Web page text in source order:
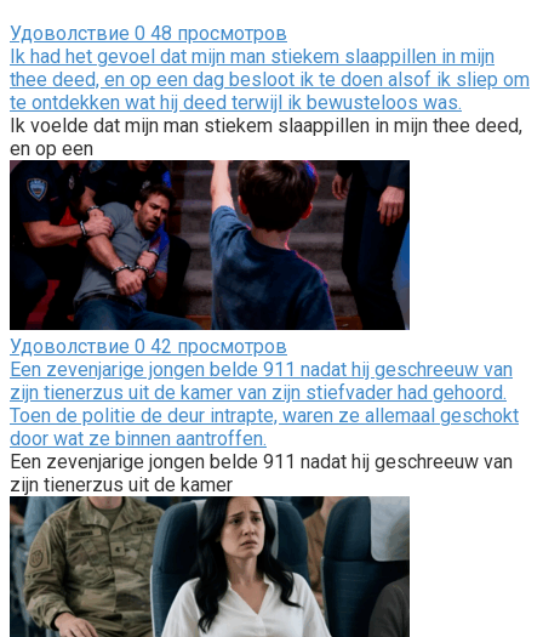
Удоволствие 0 48 просмотров
Ik had het gevoel dat mijn man stiekem slaappillen in mijn
thee deed, en op een dag besloot ik te doen alsof ik sliep om
te ontdekken wat hij deed terwijl ik bewusteloos was.
Ik voelde dat mijn man stiekem slaappillen in mijn thee deed,
en op een
Удоволствие 0 42 просмотров
Een zevenjarige jongen belde 911 nadat hij geschreeuw van
zijn tienerzus uit de kamer van zijn stiefvader had gehoord.
Toen de politie de deur intrapte, waren ze allemaal geschokt
door wat ze binnen aantroffen.
Een zevenjarige jongen belde 911 nadat hij geschreeuw van
zijn tienerzus uit de kamer